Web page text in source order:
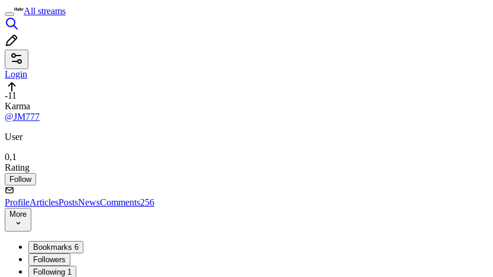
All streams
Login
-11
Karma
@JM777
User
0,1
Rating
Follow
ProfileArticlesPostsNewsComments256
More
Bookmarks 6
Followers
Following 1